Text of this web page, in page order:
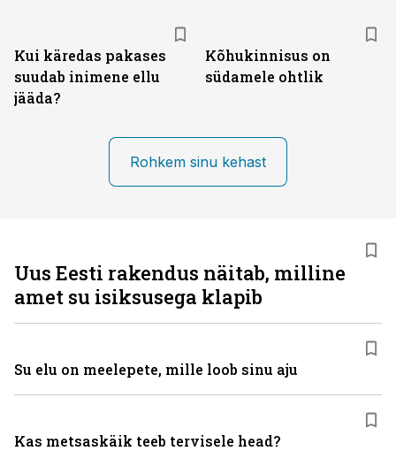
Kui käredas pakases
suudab inimene ellu
jääda?
Kõhukinnisus on
südamele ohtlik
Rohkem sinu kehast
Uus Eesti rakendus näitab, milline
amet su isiksusega klapib
Su elu on meelepete, mille loob sinu aju
Kas metsaskäik teeb tervisele head?